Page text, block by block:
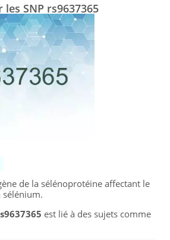
SNP rs9637365
de la sélénoprotéine affectant le
sélénium.
est lié à des sujets comme